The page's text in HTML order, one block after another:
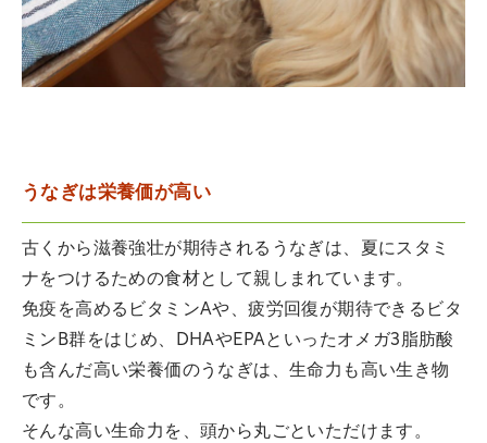
うなぎは栄養価が高い
古くから滋養強壮が期待されるうなぎは、夏にスタミ
ナをつけるための食材として親しまれています。
免疫を高めるビタミンAや、疲労回復が期待できるビタ
ミンB群をはじめ、DHAやEPAといったオメガ3脂肪酸
も含んだ高い栄養価のうなぎは、生命力も高い生き物
です。
そんな高い生命力を、頭から丸ごといただけます。